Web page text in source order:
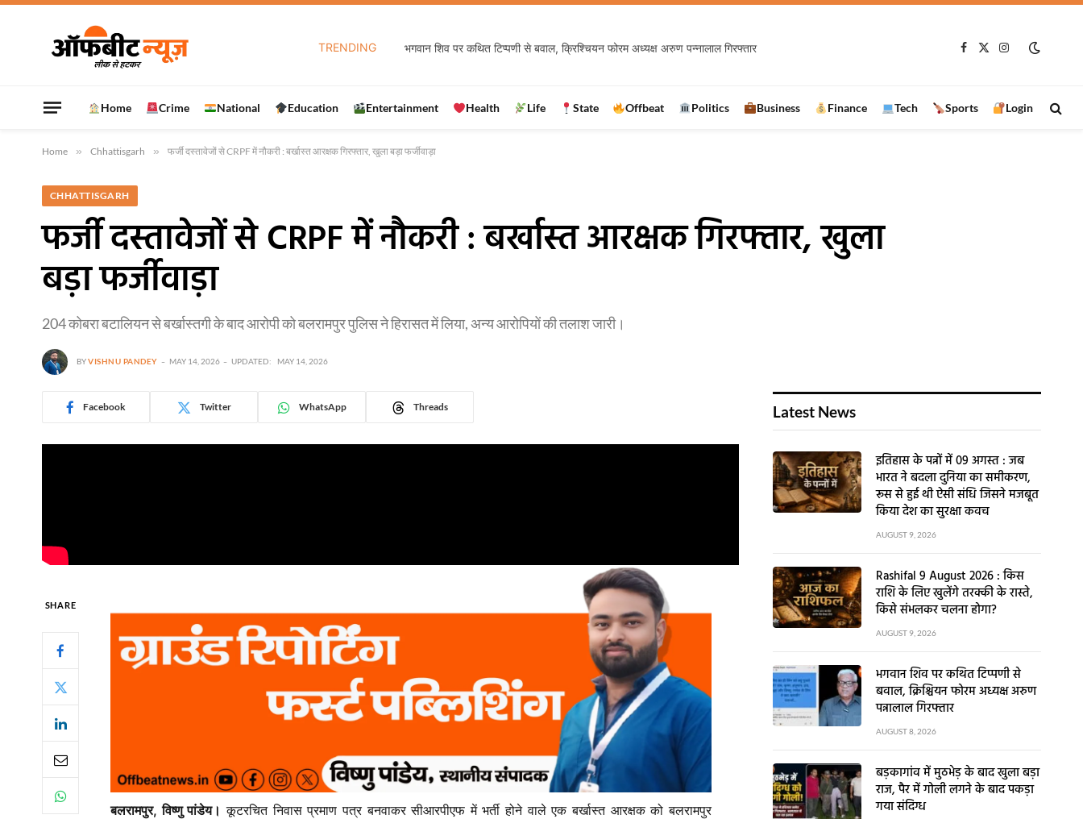
TRENDING भगवान शिव पर कथित टिप्पणी से बवाल, क्रिश्चियन फोरम अध्यक्ष अरुण पन्नालाल गिरफ्तार
Facebook
X
Instagram
Home Crime National Education Entertainment Health Life State Offbeat Politics Business Finance Tech Sports Login
Home » Chhattisgarh » फर्जी दस्तावेजों से CRPF में नौकरी : बर्खास्त आरक्षक गिरफ्तार, खुला बड़ा फर्जीवाड़ा
CHHATTISGARH
फर्जी दस्तावेजों से CRPF में नौकरी : बर्खास्त आरक्षक गिरफ्तार, खुला
बड़ा फर्जीवाड़ा
204 कोबरा बटालियन से बर्खास्तगी के बाद आरोपी को बलरामपुर पुलिस ने हिरासत में लिया, अन्य आरोपियों की तलाश जारी।
BYVISHNU PANDEY MAY 14, 2026 UPDATED: MAY 14, 2026
Facebook Twitter WhatsApp Threads
SHARE
बलरामपुर, विष्णु पांडेय। कूटरचित निवास प्रमाण पत्र बनवाकर सीआरपीएफ में भर्ती होने वाले एक बर्खास्त आरक्षक को बलरामपुर
Latest News
इतिहास के पन्नों में 09 अगस्त : जब
भारत ने बदला दुनिया का समीकरण,
रूस से हुई थी ऐसी संधि जिसने मजबूत
किया देश का सुरक्षा कवच
AUGUST 9, 2026
Rashifal 9 August 2026 : किस
राशि के लिए खुलेंगे तरक्की के रास्ते,
किसे संभलकर चलना होगा?
AUGUST 9, 2026
भगवान शिव पर कथित टिप्पणी से
बवाल, क्रिश्चियन फोरम अध्यक्ष अरुण
पन्नालाल गिरफ्तार
AUGUST 8, 2026
बड़कागांव में मुठभेड़ के बाद खुला बड़ा
राज, पैर में गोली लगने के बाद पकड़ा
गया संदिग्ध